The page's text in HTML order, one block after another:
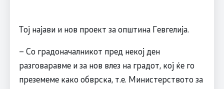
Тој најави и нов проект за општина Гевгелија.
– Со градоначалникот пред некој ден
разговаравме и за нов влез на градот, кој ќе го
преземеме како обврска, т.е. Министерството за